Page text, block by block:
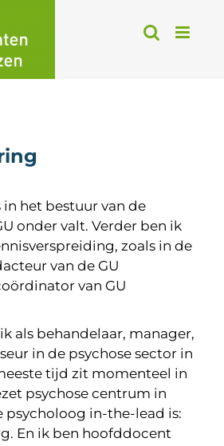
in het bestuur van de
onder valt. Verder ben ik
zoals in de
van de GU
van GU
als behandelaar, manager,
in de psychose sector in
tijd zit momenteel in
psychose centrum in
psycholoog in-the-lead is:
En ik ben hoofddocent